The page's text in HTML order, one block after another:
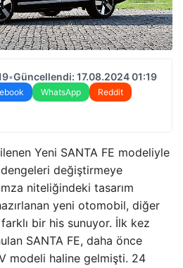
•Güncellendi: 17.08.2024 01:19
WhatsApp
Reddit
Yeni SANTA FE modeliyle
değiştirmeye
niteliğindeki tasarım
yeni otomobil, diğer
bir his sunuyor. İlk kez
SANTA FE, daha önce
modeli haline gelmişti. 24